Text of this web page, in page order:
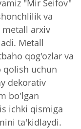
"Mir Seifov"
va
arxiv
Metall
qog'ozlar va
qolish uchun
dekorativ
bo'lgan
ichki qismiga
ta'kidlaydi.